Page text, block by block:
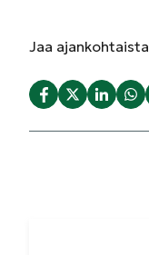
Jaa ajankohtaista